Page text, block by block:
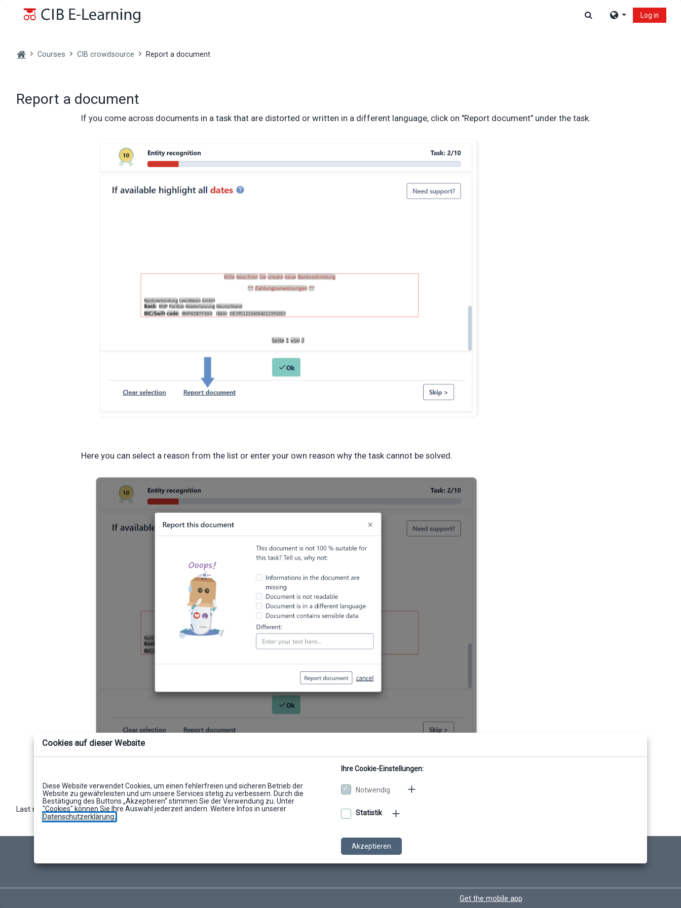
Toggle search input
Log in
Courses CIB crowdsource Report a document
Report a document
If you come across documents in a task that are distorted or written in a different language, click on "Report document" under the task.
Here you can select a reason from the list or enter your own reason why the task cannot be solved.
Last modified: Wednesday, 22 September 2021, 12:24 PM
Datenschutz Impressum
Get the mobile app
Cookies auf dieser Website
Diese Website verwendet Cookies, um einen fehlerfreien und sicheren Betrieb der
Website zu gewährleisten und um unsere Services stetig zu verbessern. Durch die
Bestätigung des Buttons „Akzeptieren“ stimmen Sie der Verwendung zu. Unter
"Cookies" können Sie Ihre Auswahl jederzeit ändern. Weitere Infos in unserer
Datenschutzerklärung.
Ihre Cookie-Einstellungen:
Notwendig
Statistik
Akzeptieren